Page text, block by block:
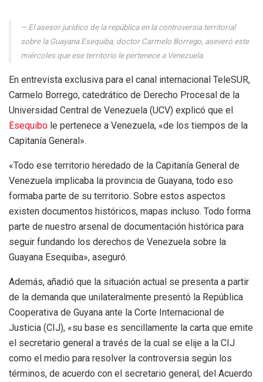
El asesor jurídico de la república en la controversia territorial
sobre la Guayana Esequiba, doctor Carmelo Borrego, aseveró este
miércoles que ese territorio le pertenece a Venezuela.
En entrevista exclusiva para el canal internacional TeleSUR,
Carmelo Borrego, catedrático de Derecho Procesal de la
Universidad Central de Venezuela (UCV) explicó que el
Esequibo le pertenece a Venezuela, «de los tiempos de la
Capitanía General».
«Todo ese territorio heredado de la Capitanía General de
Venezuela implicaba la provincia de Guayana, todo eso
formaba parte de su territorio. Sobre estos aspectos
existen documentos históricos, mapas incluso. Todo forma
parte de nuestro arsenal de documentación histórica para
seguir fundando los derechos de Venezuela sobre la
Guayana Esequiba», aseguró.
Además, añadió que la situación actual se presenta a partir
de la demanda que unilateralmente presentó la República
Cooperativa de Guyana ante la Corte Internacional de
Justicia (CIJ), «su base es sencillamente la carta que emite
el secretario general a través de la cual se elije a la CIJ
como el medio para resolver la controversia según los
términos, de acuerdo con el secretario general, del Acuerdo